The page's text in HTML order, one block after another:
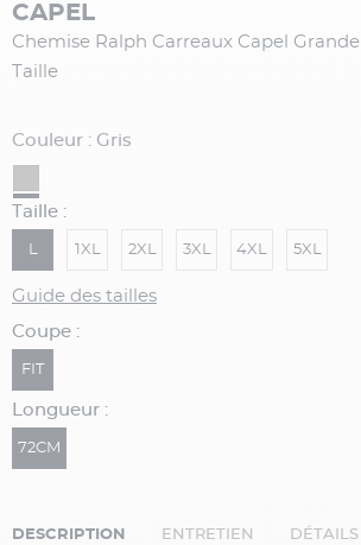
CAPEL
Chemise Ralph Carreaux Capel Grande
Taille
Couleur : Gris
Taille :
L 1XL 2XL 3XL 4XL 5XL
Guide des tailles
Coupe :
FIT
Longueur :
72CM
DESCRIPTION ENTRETIEN DÉTAILS